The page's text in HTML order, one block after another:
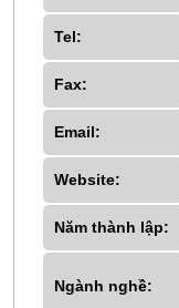
Tel:
Fax:
Email:
Website:
Năm thành lập:
Ngành nghề: